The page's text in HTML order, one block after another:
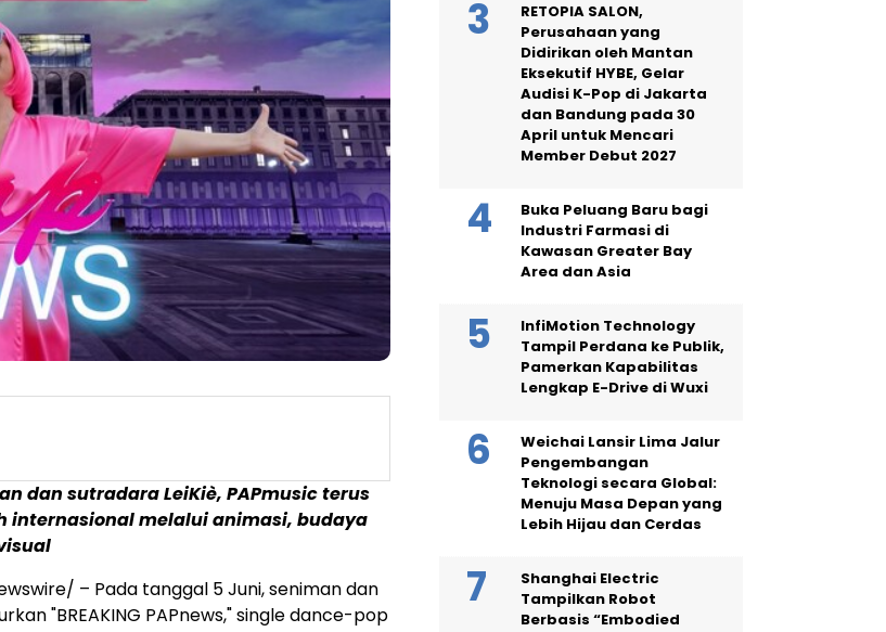
dan sutradara LeiKiè, PAPmusic terus
internasional melalui animasi, budaya
– Pada tanggal 5 Juni, seniman dan
"BREAKING PAPnews," single dance-pop
RETOPIA SALON,
Perusahaan yang
Didirikan oleh Mantan
Eksekutif HYBE, Gelar
Audisi K-Pop di Jakarta
dan Bandung pada 30
April untuk Mencari
Member Debut 2027
Buka Peluang Baru bagi
Industri Farmasi di
Kawasan Greater Bay
Area dan Asia
InfiMotion Technology
Tampil Perdana ke Publik,
Pamerkan Kapabilitas
Lengkap E-Drive di Wuxi
Weichai Lansir Lima Jalur
Pengembangan
Teknologi secara Global:
Menuju Masa Depan yang
Lebih Hijau dan Cerdas
Shanghai Electric
Tampilkan Robot
Berbasis “Embodied